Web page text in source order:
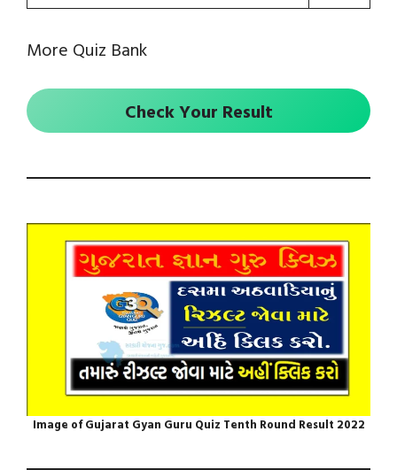
More Quiz Bank
Check Your Result
Image of Gujarat Gyan Guru Quiz Tenth Round Result 2022